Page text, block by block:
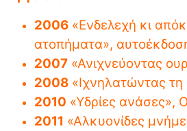
2006 «Ενδελεχή κι
ατοπήματα»,
2007 «Ανιχνεύοντας
2008 «Ιχνηλατώντας
2010 «Υδρίες ανάσες»,
2011 «Αλκυονίδες